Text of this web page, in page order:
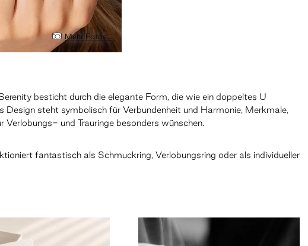
Mehr Fotos...
besticht durch die elegante Form, die wie ein doppeltes U
Design steht symbolisch für Verbundenheit und Harmonie, Merkmale,
Verlobungs- und Trauringe besonders wünschen.
fantastisch als Schmuckring, Verlobungsring oder als individueller